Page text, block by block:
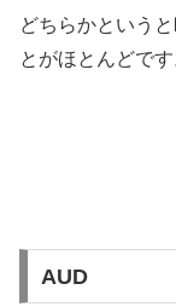
どちらかという
とがほとんどです
AUD